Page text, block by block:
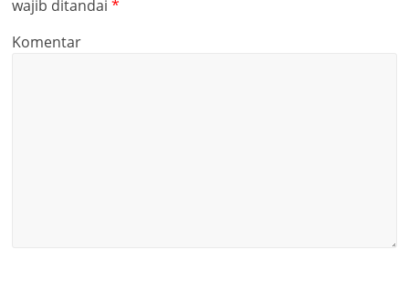
wajib ditandai*
Komentar